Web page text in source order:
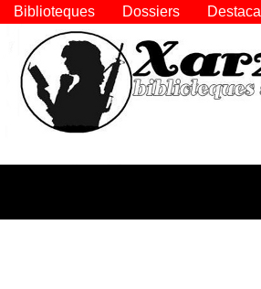
Biblioteques Dossiers